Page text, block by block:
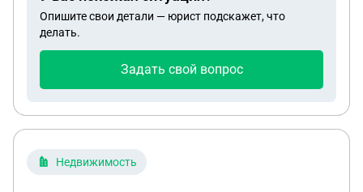
Опишите свои детали — юрист подскажет, что
делать.
Задать свой вопрос
Недвижимость